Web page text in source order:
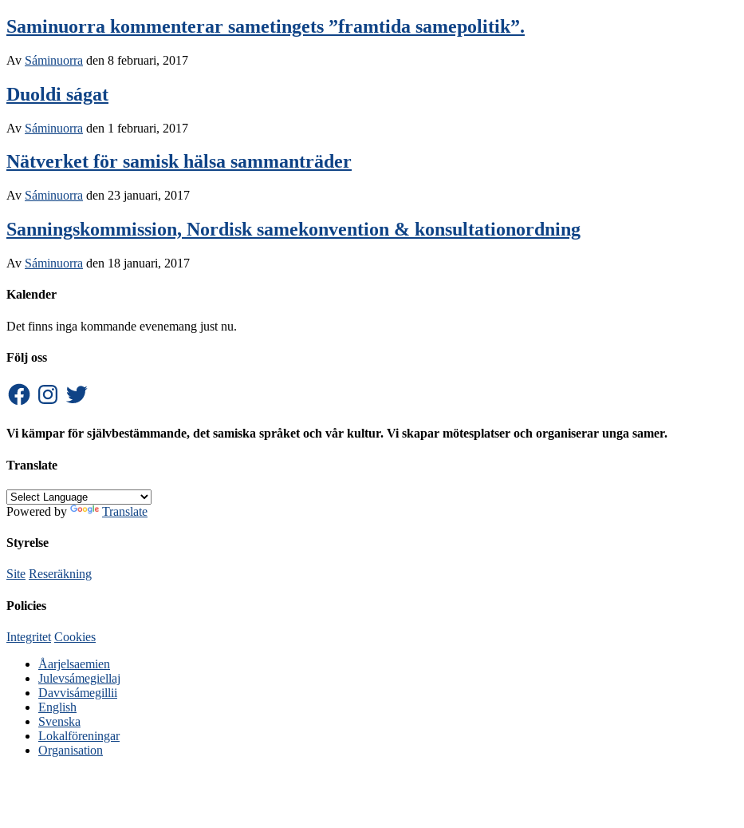
Saminuorra kommenterar sametingets ”framtida samepolitik”.
Av Sáminuorra den 8 februari, 2017
Duoldi ságat
Av Sáminuorra den 1 februari, 2017
Nätverket för samisk hälsa sammanträder
Av Sáminuorra den 23 januari, 2017
Sanningskommission, Nordisk samekonvention & konsultationordning
Av Sáminuorra den 18 januari, 2017
Kalender
Det finns inga kommande evenemang just nu.
Följ oss
FacebookInstagram
Twitter
Vi kämpar för självbestämmande, det samiska språket och vår kultur. Vi skapar mötesplatser och organiserar unga samer.
Translate
Powered by Translate
Styrelse
Site Reseräkning
Policies
Integritet Cookies
Åarjelsaemien
Julevsámegiellaj
Davvisámegillii
English
Svenska
Lokalföreningar
Organisation